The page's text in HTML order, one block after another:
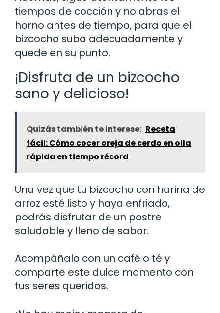
tiempos de cocción y no abras el
horno antes de tiempo, para que el
bizcocho suba adecuadamente y
quede en su punto.
¡Disfruta de un bizcocho
sano y delicioso!
Quizás también te interese: Receta
fácil: Cómo cocer oreja de cerdo en olla
rápida en tiempo récord
Una vez que tu bizcocho con harina de
arroz esté listo y haya enfriado,
podrás disfrutar de un postre
saludable y lleno de sabor.
Acompáñalo con un café o té y
comparte este dulce momento con
tus seres queridos.